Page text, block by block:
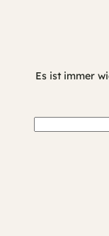
Es ist immer